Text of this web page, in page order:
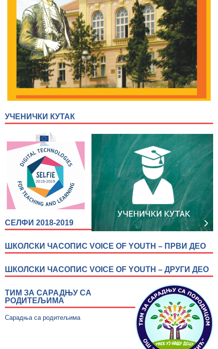
УЧЕНИЧКИ КУТАК
СЕЛФИ 2018-2019
ШКОЛСКИ ЧАСОПИС VOICE OF YOUTH – ПРВИ ДЕО
ШКОЛСКИ ЧАСОПИС VOICE OF YOUTH – ДРУГИ ДЕО
ТИМ ЗА САРАДЊУ СА
РОДИТЕЉИМА
Сарадња са родитељима